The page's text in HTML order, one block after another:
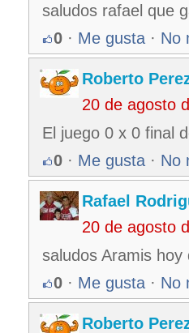
saludos rafael que
0 · Me gusta · No
Roberto
20 de agosto
El juego 0 x 0 final
0 · Me gusta · No
Rafael
20 de agosto
saludos Aramis
0 · Me gusta · No
Roberto